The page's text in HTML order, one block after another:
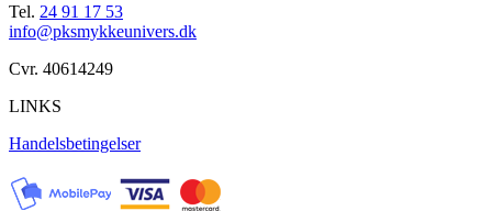
Tel. 24 91 17 53
info@pksmykkeunivers.dk
Cvr. 40614249
LINKS
Handelsbetingelser